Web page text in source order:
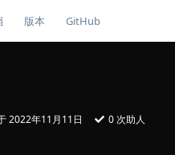
版本 GitHub
2022年11月11日 0 次助人